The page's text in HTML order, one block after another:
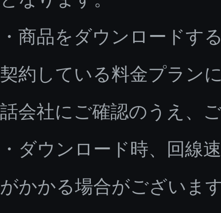
・商品をダウンロードす
契約している料金プラン
話会社にご確認のうえ、
・ダウンロード時、回線
がかかる場合がございま